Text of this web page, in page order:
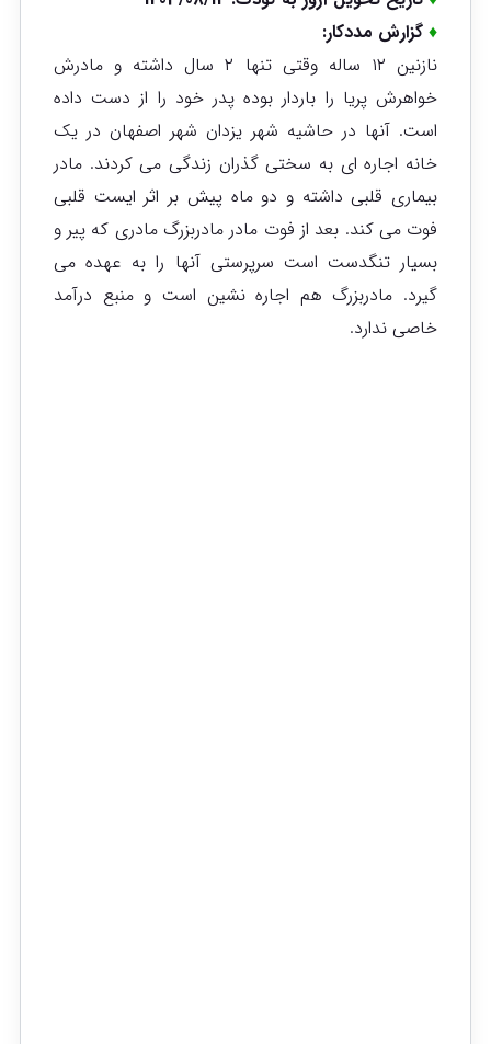
♦ گزارش مددکار:
نازنین ۱۲ ساله وقتی تنها ۲ سال داشته و مادرش
خواهرش پریا را باردار بوده پدر خود را از دست داده
است. آنها در حاشیه شهر یزدان شهر اصفهان در یک
خانه اجاره ای به سختی گذران زندگی می کردند. مادر
بیماری قلبی داشته و دو ماه پیش بر اثر ایست قلبی
فوت می کند. بعد از فوت مادر مادربزرگ مادری که پیر و
بسیار تنگدست است سرپرستی آنها را به عهده می
گیرد. مادربزرگ هم اجاره نشین است و منبع درآمد
خاصی ندارد.